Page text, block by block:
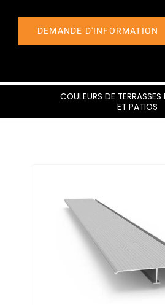
DEMANDE D'INFORMATION
COULEURS DE
ET PATIOS